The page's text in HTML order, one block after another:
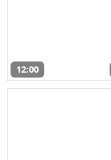
12:00